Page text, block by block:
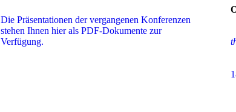
Die Präsentationen der vergangenen Konferenzen
stehen Ihnen hier als PDF-Dokumente zur
Verfügung.